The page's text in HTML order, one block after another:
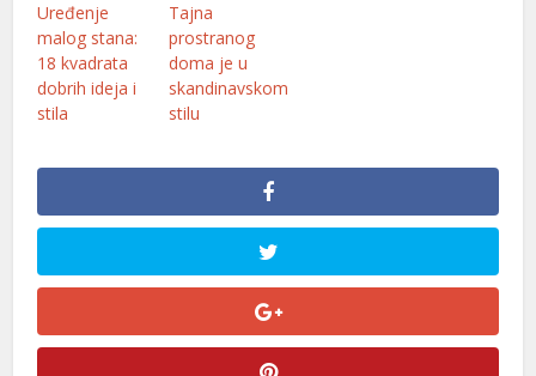
Uređenje
malog stana:
18 kvadrata
dobrih ideja i
stila
Tajna
prostranog
doma je u
skandinavskom
stilu